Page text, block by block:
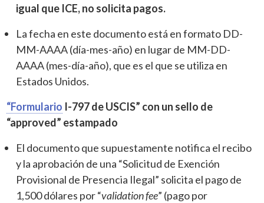
igual que ICE, no solicita pagos.
La fecha en este documento está en formato DD-
MM-AAAA (día-mes-año) en lugar de MM-DD-
AAAA (mes-día-año), que es el que se utiliza en
Estados Unidos.
“Formulario I-797 de USCIS” con un sello de
“approved” estampado
El documento que supuestamente notifica el recibo
y la aprobación de una “Solicitud de Exención
Provisional de Presencia Ilegal” solicita el pago de
1,500 dólares por “validation fee” (pago por